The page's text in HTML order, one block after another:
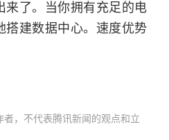
来了。当你拥有充足的电
搭建数据中心。速度优势
，不代表腾讯新闻的观点和立